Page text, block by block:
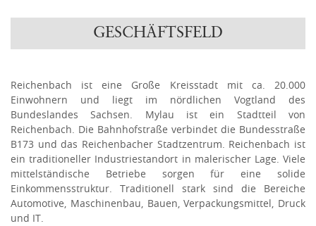
GESCHÄFTSFELD
Reichenbach ist eine Große Kreisstadt mit ca. 20.000
Einwohnern und liegt im nördlichen Vogtland des
Bundeslandes Sachsen. Mylau ist ein Stadtteil von
Reichenbach. Die Bahnhofstraße verbindet die Bundesstraße
B173 und das Reichenbacher Stadtzentrum. Reichenbach ist
ein traditioneller Industriestandort in malerischer Lage. Viele
mittelständische Betriebe sorgen für eine solide
Einkommensstruktur. Traditionell stark sind die Bereiche
Automotive, Maschinenbau, Bauen, Verpackungsmittel, Druck
und IT.